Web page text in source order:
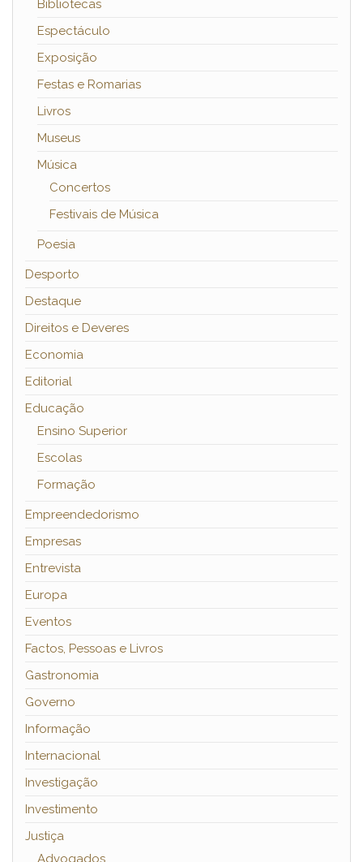
Bibliotecas
Espectáculo
Exposição
Festas e Romarias
Livros
Museus
Música
Concertos
Festivais de Música
Poesia
Desporto
Destaque
Direitos e Deveres
Economia
Editorial
Educação
Ensino Superior
Escolas
Formação
Empreendedorismo
Empresas
Entrevista
Europa
Eventos
Factos, Pessoas e Livros
Gastronomia
Governo
Informação
Internacional
Investigação
Investimento
Justiça
Advogados